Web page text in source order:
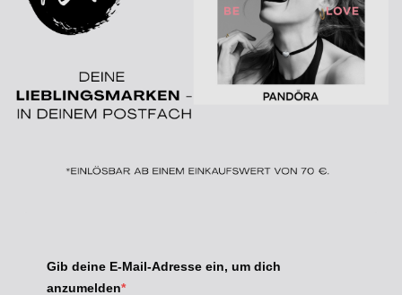
Gib deine E-Mail-Adresse ein, um dich
anzumelden